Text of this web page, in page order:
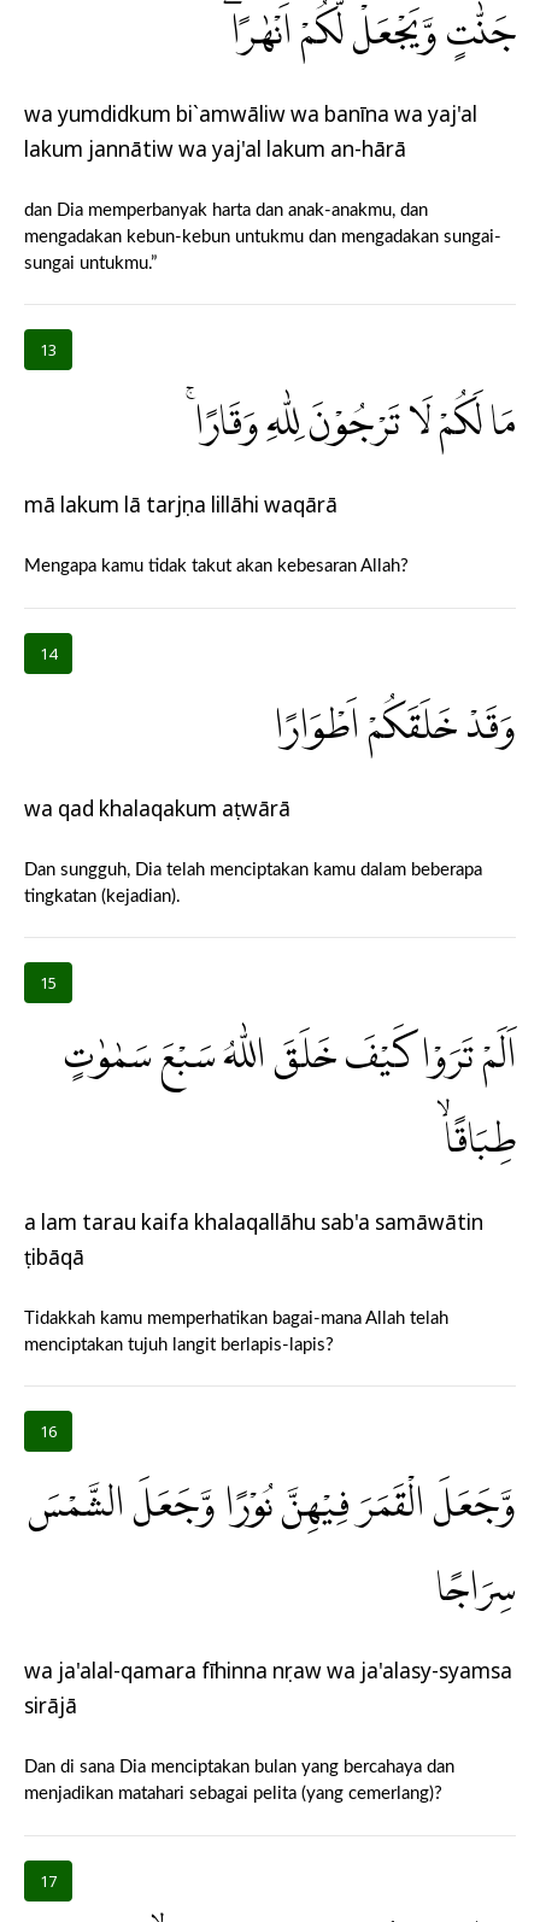
جَنّٰتٍ وَّيَجْعَلْ لَّكُمْ اَنْهٰرًاۗ
wa yumdidkum bi`amwāliw wa banīna wa yaj'al
lakum jannātiw wa yaj'al lakum an-hārā
dan Dia memperbanyak harta dan anak-anakmu, dan
mengadakan kebun-kebun untukmu dan mengadakan sungai-
sungai untukmu.”
13
مَا لَكُمْ لَا تَرْجُوْنَ لِلّٰهِ وَقَارًاۚ
mā lakum lā tarjụna lillāhi waqārā
Mengapa kamu tidak takut akan kebesaran Allah?
14
وَقَدْ خَلَقَكُمْ اَطْوَارًا
wa qad khalaqakum aṭwārā
Dan sungguh, Dia telah menciptakan kamu dalam beberapa
tingkatan (kejadian).
15
اَلَمْ تَرَوْا كَيْفَ خَلَقَ اللّٰهُ سَبْعَ سَمٰوٰتٍ
طِبَاقًاۙ
a lam tarau kaifa khalaqallāhu sab'a samāwātin
ṭibāqā
Tidakkah kamu memperhatikan bagai-mana Allah telah
menciptakan tujuh langit berlapis-lapis?
16
وَّجَعَلَ الْقَمَرَ فِيْهِنَّ نُوْرًا وَّجَعَلَ الشَّمْسَ
سِرَاجًا
wa ja'alal-qamara fīhinna nụraw wa ja'alasy-syamsa
sirājā
Dan di sana Dia menciptakan bulan yang bercahaya dan
menjadikan matahari sebagai pelita (yang cemerlang)?
17